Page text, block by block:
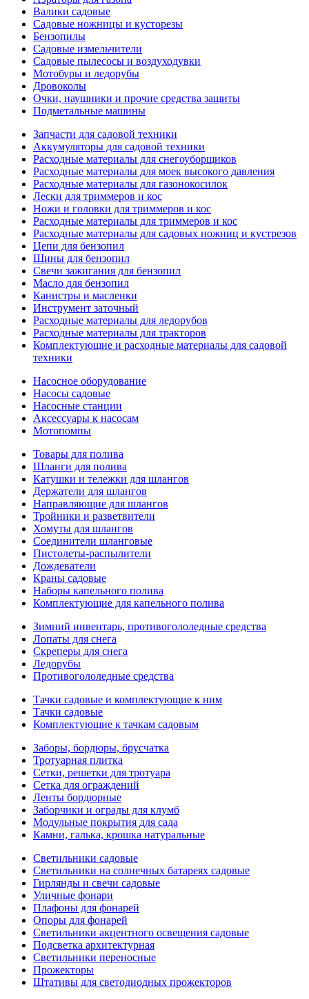
Валики садовые
Садовые ножницы и кусторезы
Бензопилы
Садовые измельчители
Садовые пылесосы и воздуходувки
Мотобуры и ледорубы
Дровоколы
Очки, наушники и прочие средства защиты
Подметальные машины
Запчасти для садовой техники
Аккумуляторы для садовой техники
Расходные материалы для снегоуборщиков
Расходные материалы для моек высокого давления
Расходные материалы для газонокосилок
Лески для триммеров и кос
Ножи и головки для триммеров и кос
Расходные материалы для триммеров и кос
Расходные материалы для садовых ножниц и кустрезов
Цепи для бензопил
Шины для бензопил
Свечи зажигания для бензопил
Масло для бензопил
Канистры и масленки
Инструмент заточный
Расходные материалы для ледорубов
Расходные материалы для тракторов
Комплектующие и расходные материалы для садовой
техники
Насосное оборудование
Насосы садовые
Насосные станции
Аксессуары к насосам
Мотопомпы
Товары для полива
Шланги для полива
Катушки и тележки для шлангов
Держатели для шлангов
Направляющие для шлангов
Тройники и разветвители
Хомуты для шлангов
Соединители шланговые
Пистолеты-распылители
Дождеватели
Краны садовые
Наборы капельного полива
Комплектующие для капельного полива
Зимний инвентарь, противогололедные средства
Лопаты для снега
Скреперы для снега
Ледорубы
Противогололедные средства
Тачки садовые и комплектующие к ним
Тачки садовые
Комплектующие к тачкам садовым
Заборы, бордюры, брусчатка
Тротуарная плитка
Сетки, решетки для тротуара
Сетка для ограждений
Ленты бордюрные
Заборчики и ограды для клумб
Модульные покрытия для сада
Камни, галька, крошка натуральные
Светильники садовые
Светильники на солнечных батареях садовые
Гирлянды и свечи садовые
Уличные фонари
Плафоны для фонарей
Опоры для фонарей
Светильники акцентного освещения садовые
Подсветка архитектурная
Светильники переносные
Прожекторы
Штативы для светодиодных прожекторов